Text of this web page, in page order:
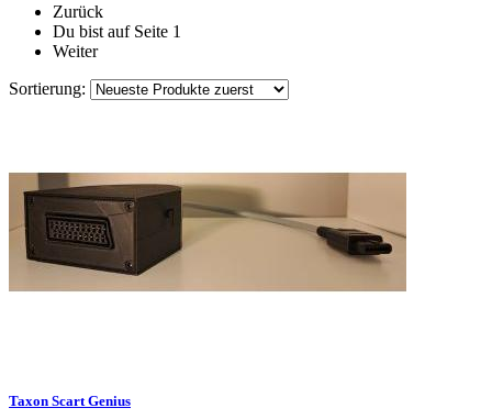
Zurück
Du bist auf Seite 1
Weiter
Sortierung:
Taxon Scart Genius